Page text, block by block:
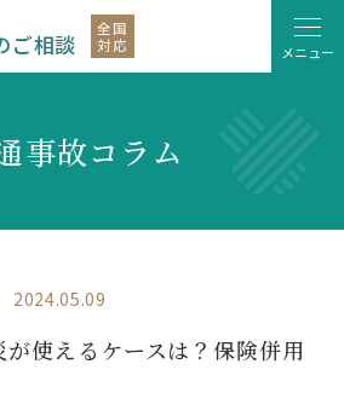
ご相談
全国
対応
メニュー
事故コラム
2024.05.09
使えるケースは？保険併用